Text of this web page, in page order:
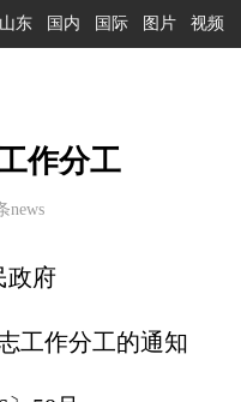
山东 国内 国际 图片 视频
作分工
news
政府
工作分工的通知